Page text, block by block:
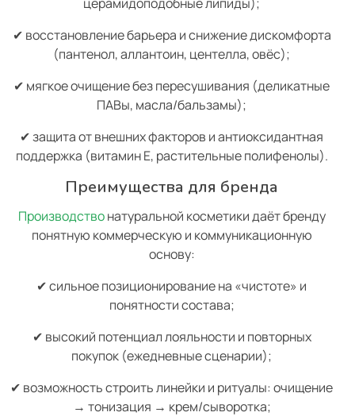
✔ восстановление барьера и снижение дискомфорта
(пантенол, аллантоин, центелла, овёс);
✔ мягкое очищение без пересушивания (деликатные
ПАВы, масла/бальзамы);
✔ защита от внешних факторов и антиоксидантная
поддержка (витамин E, растительные полифенолы).
Преимущества для бренда
Производствонатуральной косметики даёт бренду
понятную коммерческую и коммуникационную
основу:
✔ сильное позиционирование на «чистоте» и
понятности состава;
✔ высокий потенциал лояльности и повторных
покупок (ежедневные сценарии);
✔ возможность строить линейки и ритуалы: очищение
→ тонизация → крем/сыворотка;